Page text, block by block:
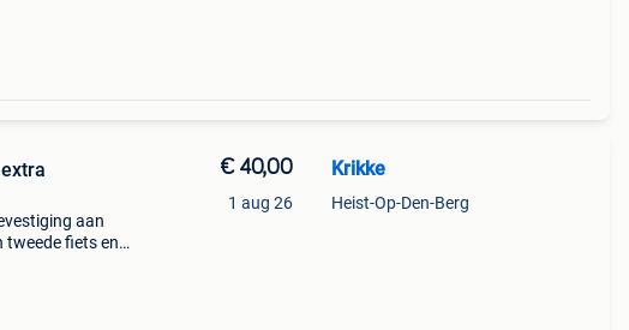
aan
tweede fiets en
€ 40,00
1 aug 26
Krikke
Heist-Op-Den-Berg